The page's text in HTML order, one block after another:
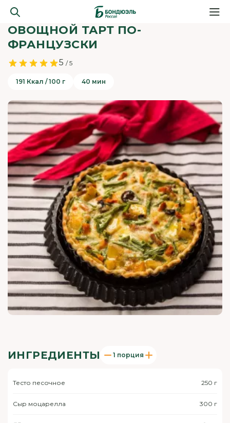
ОВОЩНОЙ ТАРТ ПО-
ФРАНЦУЗСКИ
5 / 5
191 Ккал / 100 г 40 мин
ИНГРЕДИЕНТЫ 1 порция
Тесто песочное 250 г
Сыр моцарелла 300 г